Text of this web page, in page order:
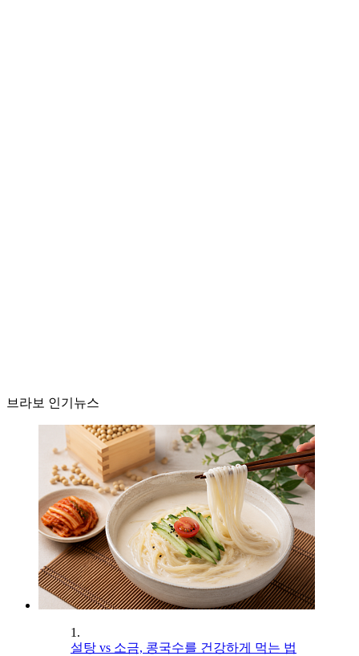
브라보 인기뉴스
1.
설탕 vs 소금, 콩국수를 건강하게 먹는 법